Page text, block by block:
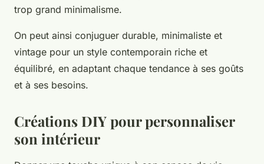
trop grand minimalisme.
On peut ainsi conjuguer durable, minimaliste et
vintage pour un style contemporain riche et
équilibré, en adaptant chaque tendance à ses goûts
et à ses besoins.
Créations DIY pour personnaliser
son intérieur